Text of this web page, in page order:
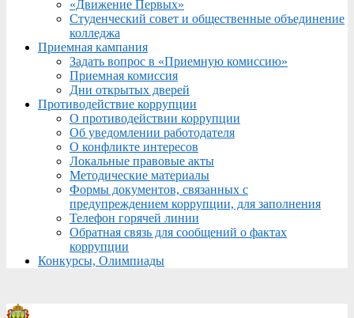
«Движение Первых»
Студенческий совет и общественные объединение
колледжа
Приемная кампания
Задать вопрос в «Приемную комиссию»
Приемная комиссия
Дни открытых дверей
Противодействие коррупции
О противодействии коррупции
Об уведомлении работодателя
О конфликте интересов
Локальные правовые акты
Методические материалы
Формы документов, связанных с
предупреждением коррупции, для заполнения
Телефон горячей линии
Обратная связь для сообщений о фактах
коррупции
Конкурсы, Олимпиады